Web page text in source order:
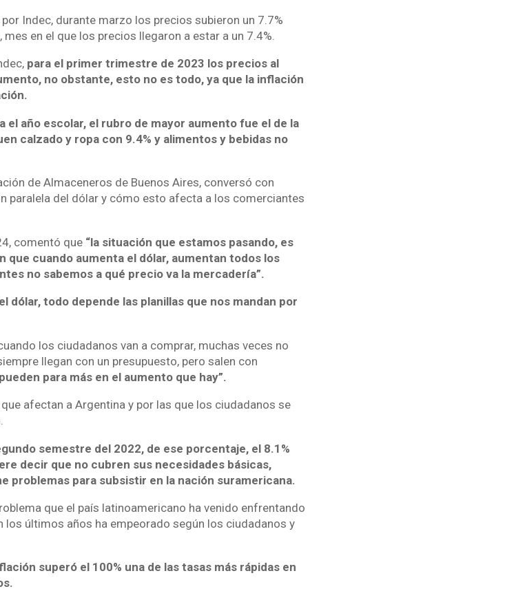
Indec, durante marzo los precios subieron un 7.7%
en el que los precios llegaron a estar a un 7.4%.
para el primer trimestre de 2023 los precios al
no obstante, esto no es todo, ya que la inflación
el año escolar, el rubro de mayor aumento fue el de la
calzado y ropa con 9.4% y alimentos y bebidas no
de Almaceneros de Buenos Aires, conversó con
paralela del dólar y cómo esto afecta a los comerciantes
comentó que “la situación que estamos pasando, es
que cuando aumenta el dólar, aumentan todos los
no sabemos a qué precio va la mercadería”.
dólar, todo depende las planillas que nos mandan por
los ciudadanos van a comprar, muchas veces no
llegan con un presupuesto, pero salen con
para más en el aumento que hay”.
afectan a Argentina y por las que los ciudadanos se
semestre del 2022, de ese porcentaje, el 8.1%
decir que no cubren sus necesidades básicas,
problemas para subsistir en la nación suramericana.
que el país latinoamericano ha venido enfrentando
los últimos años ha empeorado según los ciudadanos y
superó el 100% una de las tasas más rápidas en